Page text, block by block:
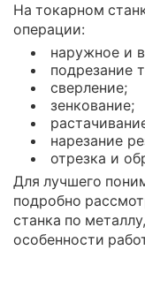
На токарном
операции:
наружное и
подрезание
сверление;
зенкование;
нарезание
отрезка и
Для лучшего
подробно
станка по
особенности